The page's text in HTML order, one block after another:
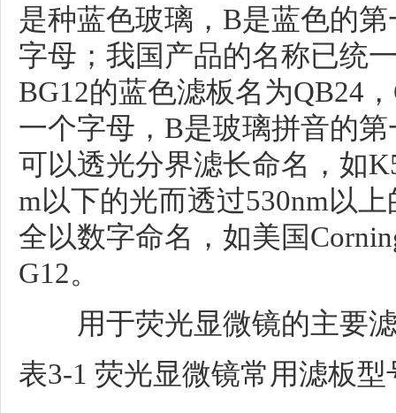
是种蓝色玻璃，B是蓝色的
字母；我国产品的名称已统
BG12的蓝色滤板名为QB24
一个字母，B是玻璃拼音的
可以透光分界滤长命名，如
m以下的光而透过530nm以
全以数字命名，如美国
G12。
用于荧光显微镜的主要滤
表3-1 荧光显微镜常用滤板